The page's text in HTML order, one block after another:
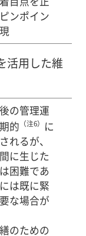
ンポイン
活用した維
の管理運
的 （注6） に
れるが、
に生じた
困難であ
は既に緊
な場合が
のための